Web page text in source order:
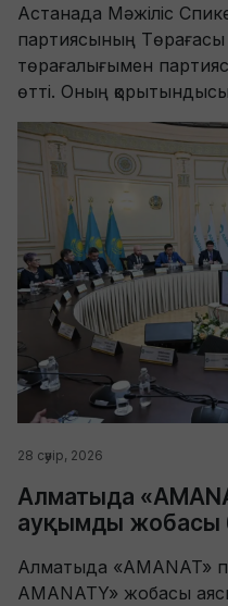
Астанада Мәжіліс
партиясының
төрағалығымен
өтті. Оның
28 сәуір, 2026
Алматыда
ауқымды жобасы
Алматыда «AMANAT»
AMANATY» жобасы